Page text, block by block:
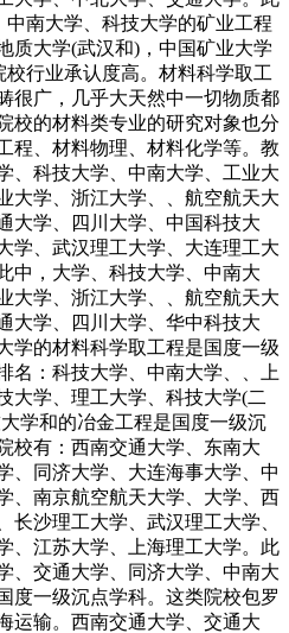
南大学、科技大学的矿业工程
质大学(武汉和)，中国矿业大学
行业承认度高。材料科学取工
很广，几乎大天然中一切物质都
校的材料类专业的研究对象也分
程、材料物理、材料化学等。教
、科技大学、中南大学、工业大
大学、浙江大学、、航空航天大
大学、四川大学、中国科技大
学、武汉理工大学、大连理工大
中，大学、科技大学、中南大
大学、浙江大学、、航空航天大
大学、四川大学、华中科技大
学的材料科学取工程是国度一级
名：科技大学、中南大学、、上
大学、理工大学、科技大学(二
学和的冶金工程是国度一级沉
校有：西南交通大学、东南大
、同济大学、大连海事大学、中
、南京航空航天大学、大学、西
长沙理工大学、武汉理工大学、
、江苏大学、上海理工大学。此
、交通大学、同济大学、中南大
度一级沉点学科。这类院校包罗
运输。西南交通大学、交通大